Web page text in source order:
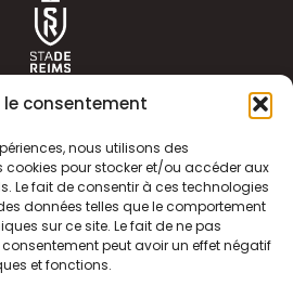
le consentement
nous utilisons des
cookies pour stocker et/ou accéder aux
Le fait de consentir à ces technologies
données telles que le comportement
sur ce site. Le fait de ne pas
peut avoir un effet négatif
et fonctions.
HISTOIRE
ÉQUIPE PREMIERE